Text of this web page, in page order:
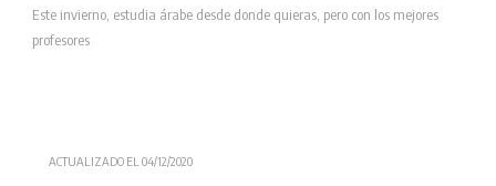
Este invierno, estudia árabe desde donde quieras, pero con los mejores
profesores
ACTUALIZADO EL 04/12/2020